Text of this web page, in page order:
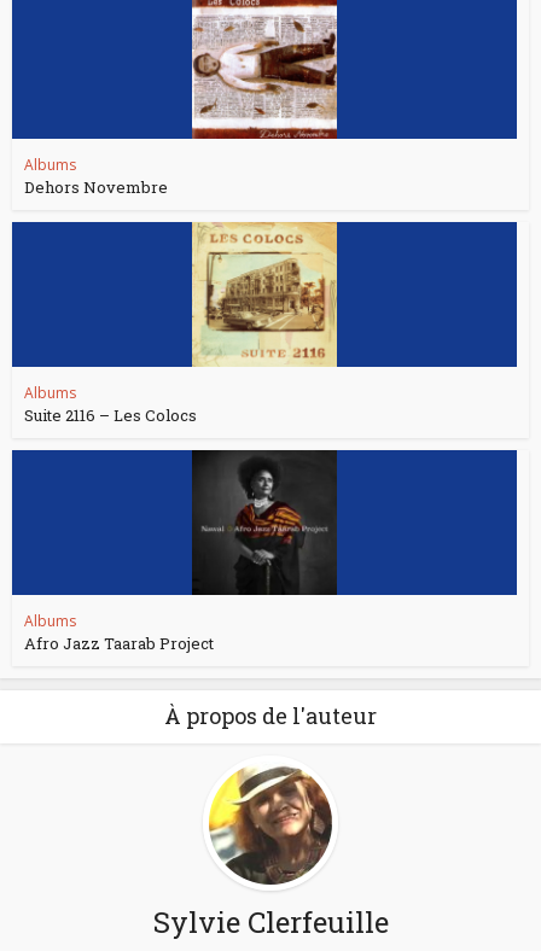
Albums
Dehors Novembre
Albums
Suite 2116 – Les Colocs
Albums
Afro Jazz Taarab Project
À propos de l'auteur
Sylvie Clerfeuille